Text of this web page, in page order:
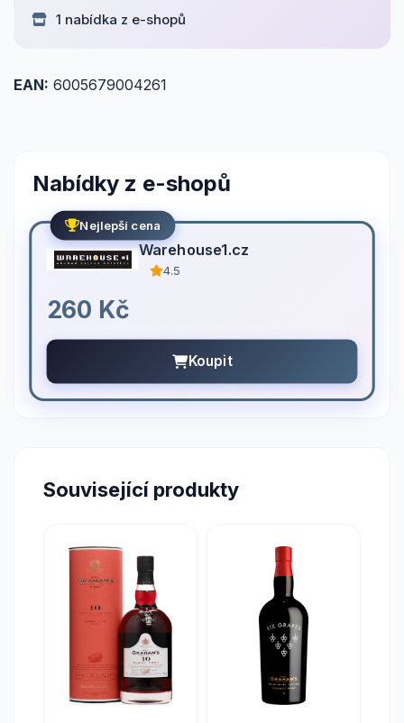
1 nabídka z e-shopů
EAN: 6005679004261
Nabídky z e-shopů
Nejlepší cena
Warehouse1.cz
4.5
260 Kč
Koupit
Související produkty